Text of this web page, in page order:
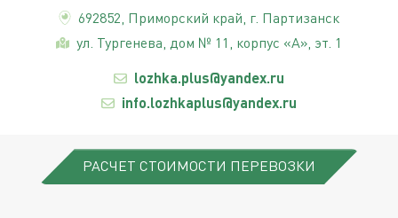
692852, Приморский край, г. Партизанск
ул. Тургенева, дом № 11, корпус «А», эт. 1
lozhka.plus@yandex.ru
info.lozhkaplus@yandex.ru
РАСЧЕТ СТОИМОСТИ ПЕРЕВОЗКИ